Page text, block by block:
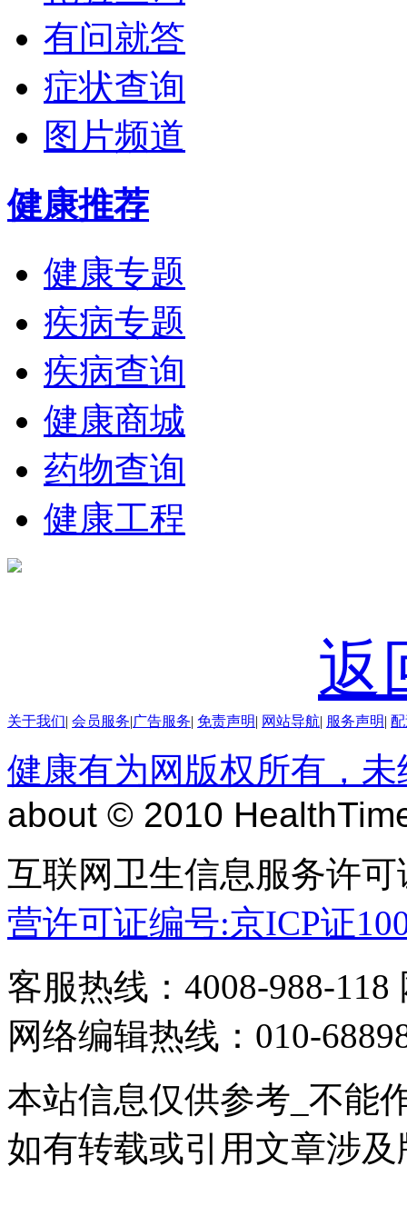
有问就答
症状查询
图片频道
健康推荐
健康专题
疾病专题
疾病查询
健康商城
药物查询
健康工程
返
关于我们| 会员服务|广告服务| 免责声明| 网站导航| 服务声明|
健康有为网版权所有，
about © 2010
互联网卫生信息服务许可
营许可证编号:京ICP证
客服热线：4008-988-
网络编辑热线：010-
本站信息仅供参考_不能
如有转载或引用文章涉